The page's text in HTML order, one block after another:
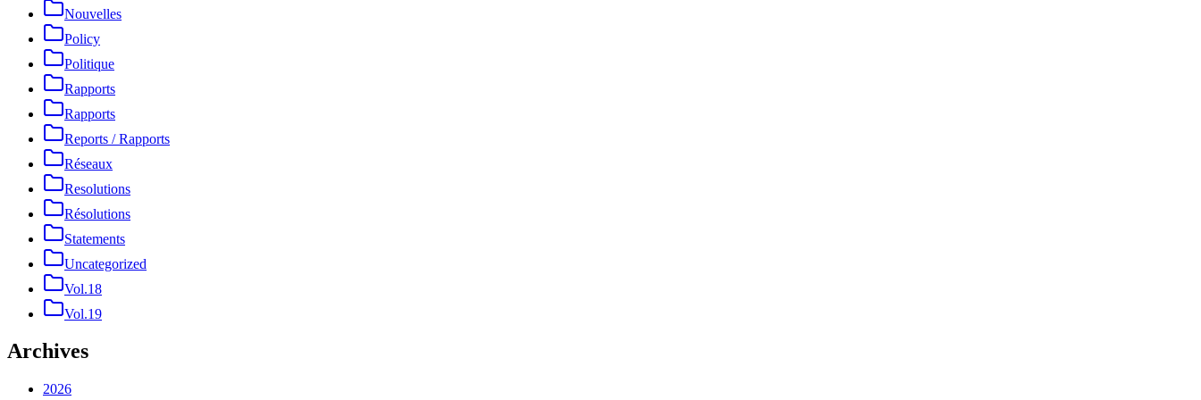
Nouvelles
Policy
Politique
Rapports
Rapports
Reports / Rapports
Réseaux
Resolutions
Résolutions
Statements
Uncategorized
Vol.18
Vol.19
Archives
2026